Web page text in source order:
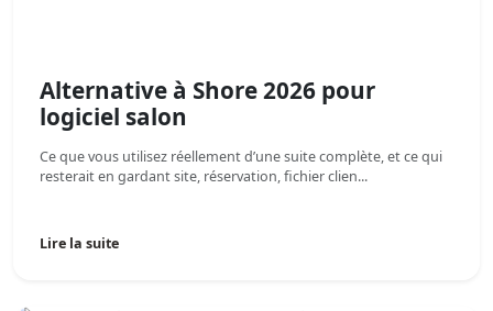
Alternative à Shore 2026 pour
logiciel salon
Ce que vous utilisez réellement d’une suite complète, et ce qui
resterait en gardant site, réservation, fichier clien...
Lire la suite